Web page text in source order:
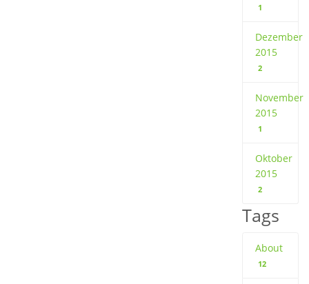
1
Dezember
2015
2
November
2015
1
Oktober
2015
2
Tags
About
12